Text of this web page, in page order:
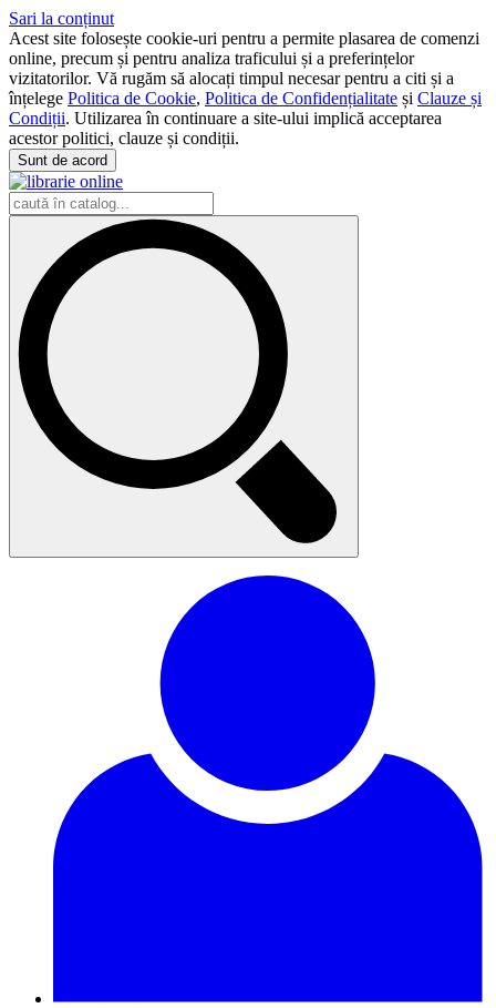
Sari la conținut
Acest site folosește cookie-uri pentru a permite plasarea de comenzi
online, precum și pentru analiza traficului și a preferințelor
vizitatorilor. Vă rugăm să alocați timpul necesar pentru a citi și a
înțelege Politica de Cookie, Politica de Confidențialitate și Clauze și
Condiții. Utilizarea în continuare a site-ului implică acceptarea
acestor politici, clauze și condiții.
Sunt de acord